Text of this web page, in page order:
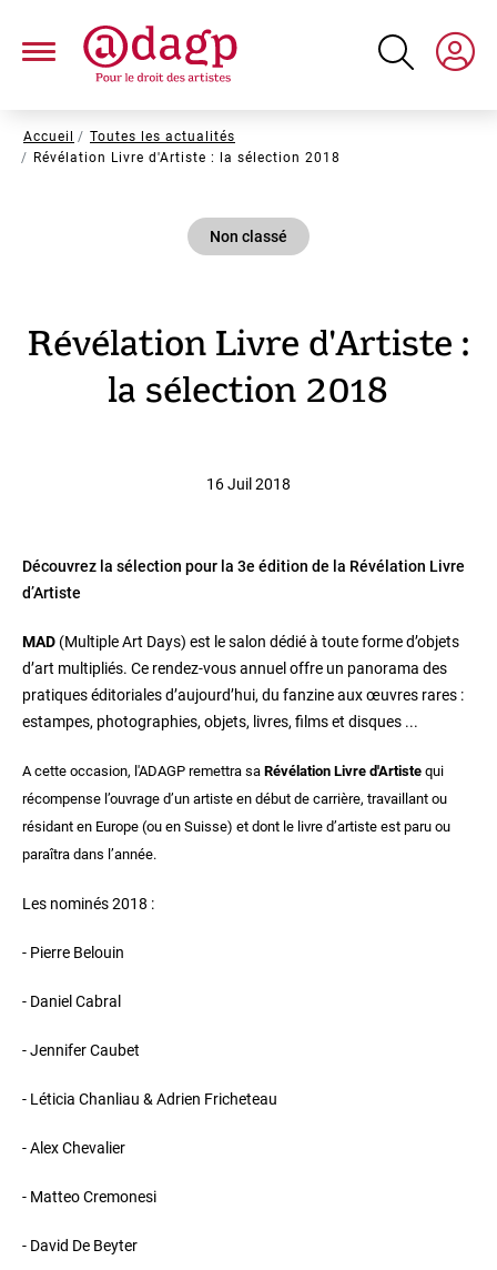
contenu
Fil
d'Ariane
Accueil
Toutes les actualités
Révélation Livre d'Artiste : la sélection 2018
Non classé
Révélation Livre d'Artiste :
la sélection 2018
16 Juil 2018
Découvrez la sélection pour la 3e édition de la Révélation Livre
d’Artiste
MAD (Multiple Art Days) est le salon dédié à toute forme d’objets
d’art multipliés. Ce rendez-vous annuel offre un panorama des
pratiques éditoriales d’aujourd’hui, du fanzine aux œuvres rares :
estampes, photographies, objets, livres, films et disques ...
A cette occasion, l'ADAGP remettra sa Révélation Livre d'Artiste qui
récompense l’ouvrage d’un artiste en début de carrière, travaillant ou
résidant en Europe (ou en Suisse) et dont le livre d’artiste est paru ou
paraîtra dans l’année.
Les nominés 2018 :
- Pierre Belouin
- Daniel Cabral
- Jennifer Caubet
- Léticia Chanliau & Adrien Fricheteau
- Alex Chevalier
- Matteo Cremonesi
- David De Beyter